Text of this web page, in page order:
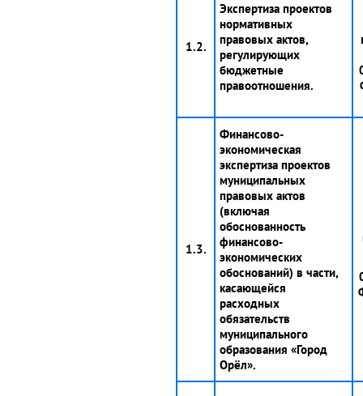
1.2.
Экспертиза проектов
нормативных
правовых актов,
регулирующих
бюджетные
правоотношения.
1.3.
Финансово-
экономическая
экспертиза проектов
муниципальных
правовых актов
(включая
обоснованность
финансово-
экономических
обоснований) в части,
касающейся
расходных
обязательств
муниципального
образования «Город
Орёл».